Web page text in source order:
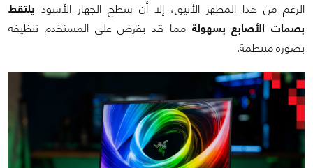
الرغم من هذا المظهر الأنيق، إلا أن سطح الجهاز الأسود يلتقط
بصمات الأصابع بسهولة مما قد يفرض على المستخدم تنظيفه
بصورة منتظمة.